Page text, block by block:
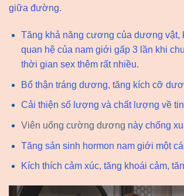
giữa đường.
Tăng khả năng cương của dương vật,
quan hệ của nam giới gấp 3 lần khi
thời gian sex thêm rất nhiều.
Bổ thận tráng dương, tăng kích cỡ
Cải thiện số lượng và chất lượng về
Viên uống cường dương này chống
Tăng sản sinh hormon nam giới một
Kích thích cảm xúc, tăng khoái cảm,